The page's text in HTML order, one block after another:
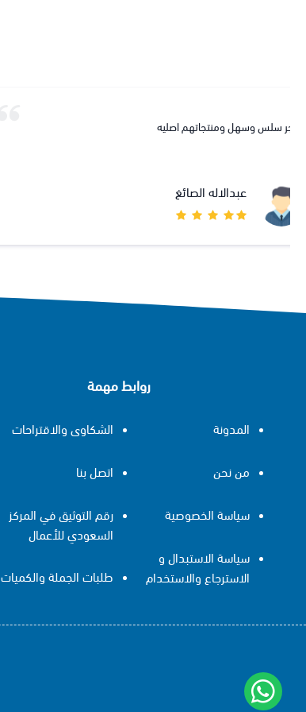
ممتاز
mohammed albayali
روابط مهمة
المدونة
من نحن
سياسة الخصوصية
سياسة الاستبدال و
الاسترجاع والاستخدام
الشكاوى والاقتراحات
اتصل بنا
رقم التوثيق في المركز
السعودي للأعمال
طلبات الجملة والكميات